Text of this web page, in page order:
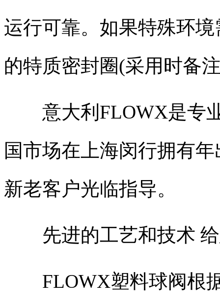
运行可靠。如果特殊环
的特质密封圈(采用时备
意大利FLOWX是专业
国市场在上海闵行拥有
新老客户光临指导。
先进的工艺和技术 给
FLOWX塑料球阀根据